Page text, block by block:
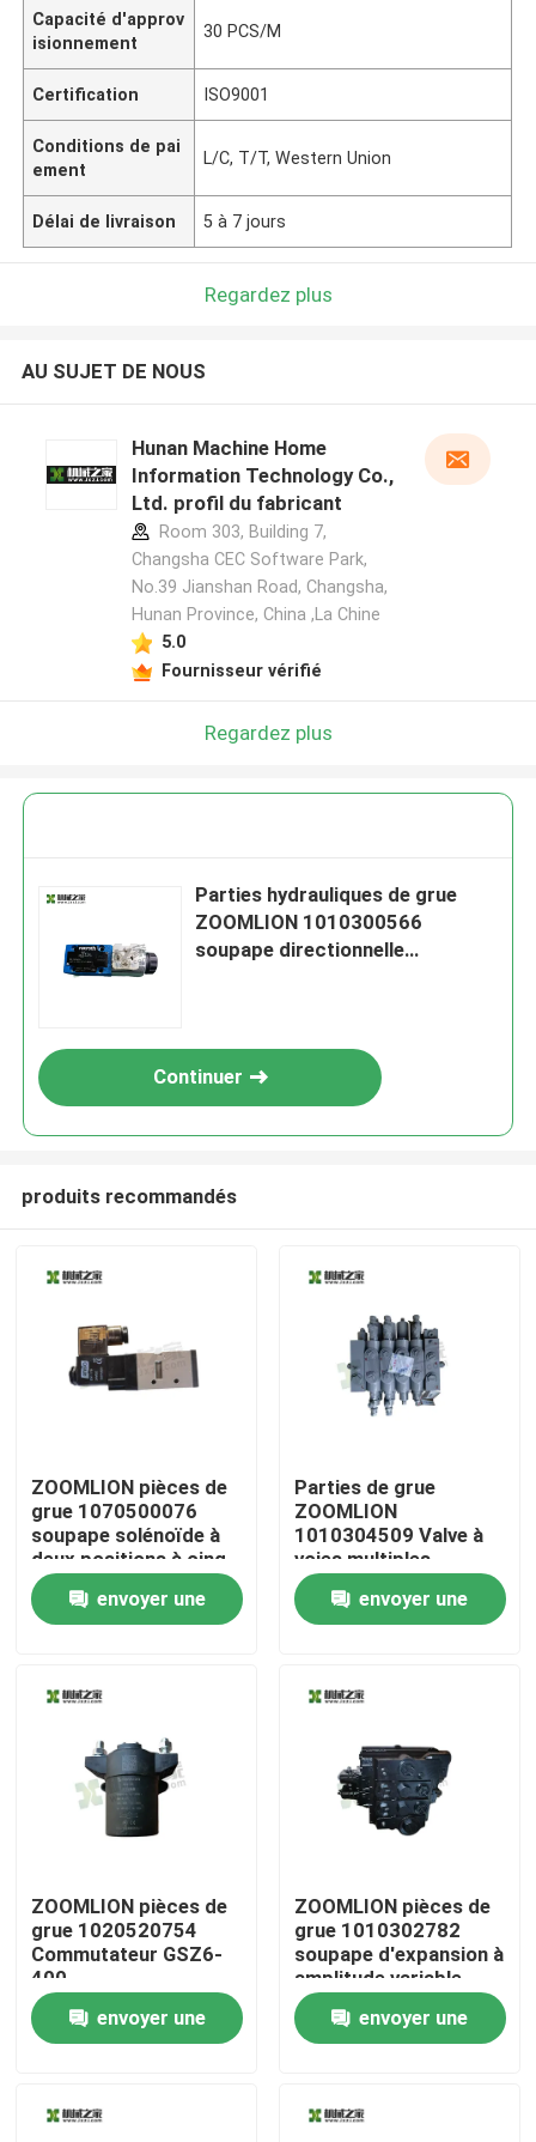
Produits
Au sujet de nous
Contrôle de qualité
Contactez-nous
Demandez une citation
Grues utilisées de camion
Grues tout-terrain d'occasion
Capacité d'approv
isionnement
30 PCS/M
Certification ISO9001
Conditions de pai
ement
L/C, T/T, Western Union
Délai de livraison 5 à 7 jours
Regardez plus
AU SUJET DE NOUS
Hunan Machine Home
Information Technology Co.,
Ltd. profil du fabricant
Room 303, Building 7,
Changsha CEC Software Park,
No.39 Jianshan Road, Changsha,
Hunan Province, China ,La Chine
5.0
Fournisseur vérifié
Regardez plus
Parties hydrauliques de grue
ZOOMLION 1010300566
soupape directionnelle
Continuer
produits recommandés
ZOOMLION pièces de
grue 1070500076
soupape solénoïde à
deux positions à cinq
voies à commande
électronique unique
VF3330-06 24V
envoyer une
Parties de grue
ZOOMLION
1010304509 Valve à
voies multiples
ZYYFS-G25L-4T-F
envoyer une
ZOOMLION pièces de
grue 1020520754
Commutateur GSZ6-
400
envoyer une
ZOOMLION pièces de
grue 1010302782
soupape d'expansion à
amplitude variable
11105704 PVG100
envoyer une